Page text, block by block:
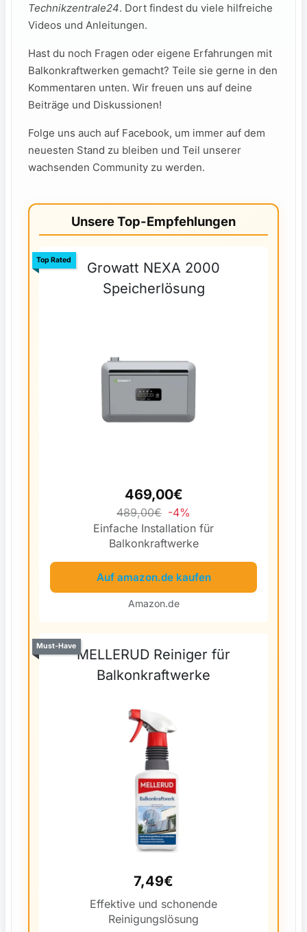
Technikzentrale24. Dort findest du viele ⁣hilfreiche
Videos und ⁤Anleitungen.
Hast du noch Fragen oder eigene Erfahrungen mit⁢
Balkonkraftwerken gemacht? Teile sie gerne in‍ den
Kommentaren unten. Wir freuen uns auf deine
Beiträge und Diskussionen!
Folge uns auch auf Facebook, um immer ⁣auf ‌dem
neuesten ​Stand zu​ bleiben und Teil unserer
wachsenden Community zu werden.
Unsere Top-Empfehlungen
Growatt NEXA 2000
Speicherlösung
Top Rated
469,00€
489,00€ -4%
Einfache Installation für
Balkonkraftwerke
Auf amazon.de kaufen
Amazon.de
MELLERUD Reiniger für
Balkonkraftwerke
Must-Have
7,49€
Effektive und schonende
Reinigungslösung